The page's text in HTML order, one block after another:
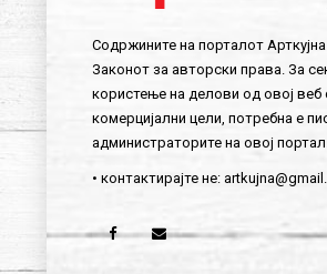
Содржините на порталот
Законот за авторски права. За
користење на делови од овој веб
комерцијални цели, потребна е
администраторите на овој
• контактирајте не: